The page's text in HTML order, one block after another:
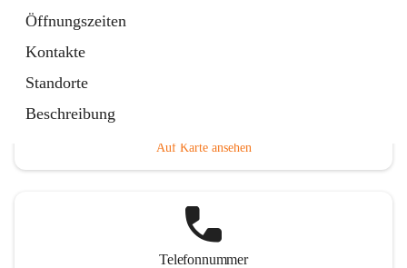
Öffnungszeiten
Kontakte
Standorte
Beschreibung
Auf Karte ansehen
Telefonnummer